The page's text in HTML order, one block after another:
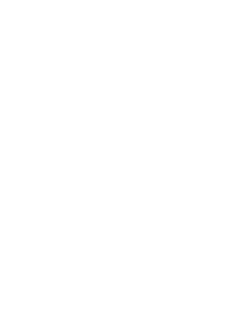
(vybraná jídla za poplatek)
a čokoláda není v cen